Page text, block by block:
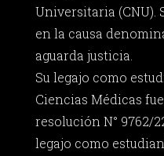
Universitaria (CNU).
en la causa
aguarda justicia.
Su legajo como
Ciencias Médicas
resolución N° 9762/
legajo como